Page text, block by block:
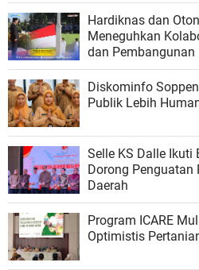
Hardiknas dan
Meneguhkan
dan Pembangunan
Diskominfo
Publik Lebih
Selle KS Dalle Ikuti
Dorong Penguatan
Daerah
Program ICARE
Optimistis